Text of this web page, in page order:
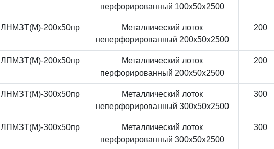
перфорированный 100x50x2500
ЛНМЗТ(М)-200x50пр
Металлический лоток
неперфорированный 200x50x2500
200
ЛПМЗТ(М)-200x50пр
Металлический лоток
перфорированный 200x50x2500
200
ЛНМЗТ(М)-300x50пр
Металлический лоток
неперфорированный 300x50x2500
300
ЛПМЗТ(М)-300x50пр
Металлический лоток
перфорированный 300x50x2500
300